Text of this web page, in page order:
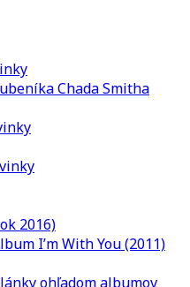
Chada Smitha
2016)
I’m With You (2011)
ohľadom albumov